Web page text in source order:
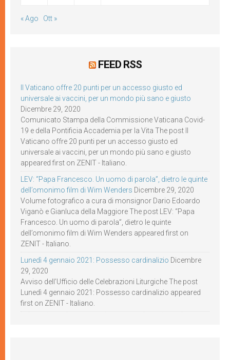
« Ago Ott »
FEED RSS
Il Vaticano offre 20 punti per un accesso giusto ed
universale ai vaccini, per un mondo più sano e giusto
Dicembre 29, 2020
Comunicato Stampa della Commissione Vaticana Covid-
19 e della Pontificia Accademia per la Vita The post Il
Vaticano offre 20 punti per un accesso giusto ed
universale ai vaccini, per un mondo più sano e giusto
appeared first on ZENIT - Italiano.
LEV: “Papa Francesco. Un uomo di parola”, dietro le quinte
dell’omonimo film di Wim Wenders Dicembre 29, 2020
Volume fotografico a cura di monsignor Dario Edoardo
Viganò e Gianluca della Maggiore The post LEV: “Papa
Francesco. Un uomo di parola”, dietro le quinte
dell’omonimo film di Wim Wenders appeared first on
ZENIT - Italiano.
Lunedì 4 gennaio 2021: Possesso cardinalizio Dicembre
29, 2020
Avviso dell’Ufficio delle Celebrazioni Liturgiche The post
Lunedì 4 gennaio 2021: Possesso cardinalizio appeared
first on ZENIT - Italiano.